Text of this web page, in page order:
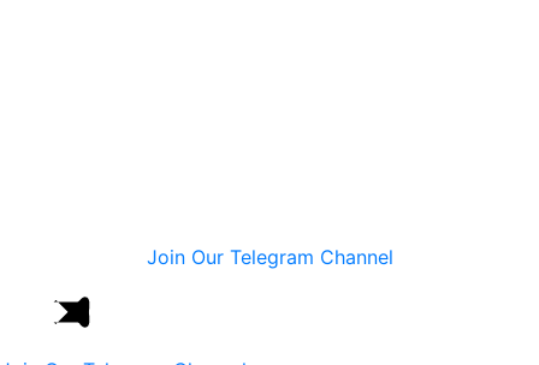
Join Our Telegram Channel